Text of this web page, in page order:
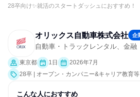
28卒向け✨就活のスタートダッシュにおすすめ！
オリックス自動車株式会社 企
自動車・トラックレンタル、金融
東京都 1日
2026年7月
28卒 | オープン・カンパニー&キャリア教育等
こんな人におすすめ